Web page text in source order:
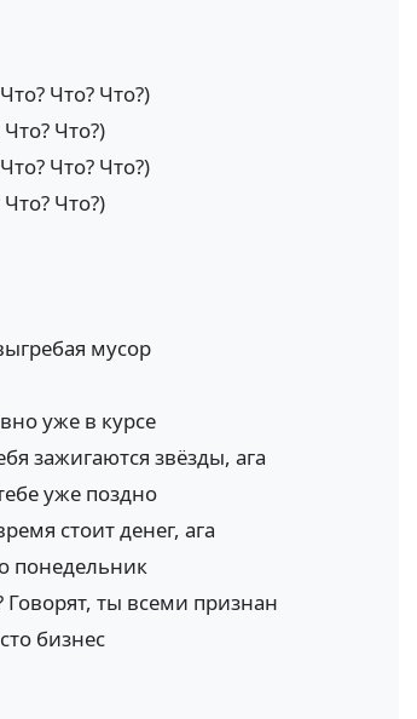
Что? Что?)
Что?)
Что? Что?)
Что?)
мусор
уже в курсе
зажигаются звёзды, ага
уже поздно
стоит денег, ага
понедельник
Говорят, ты всеми признан
бизнес